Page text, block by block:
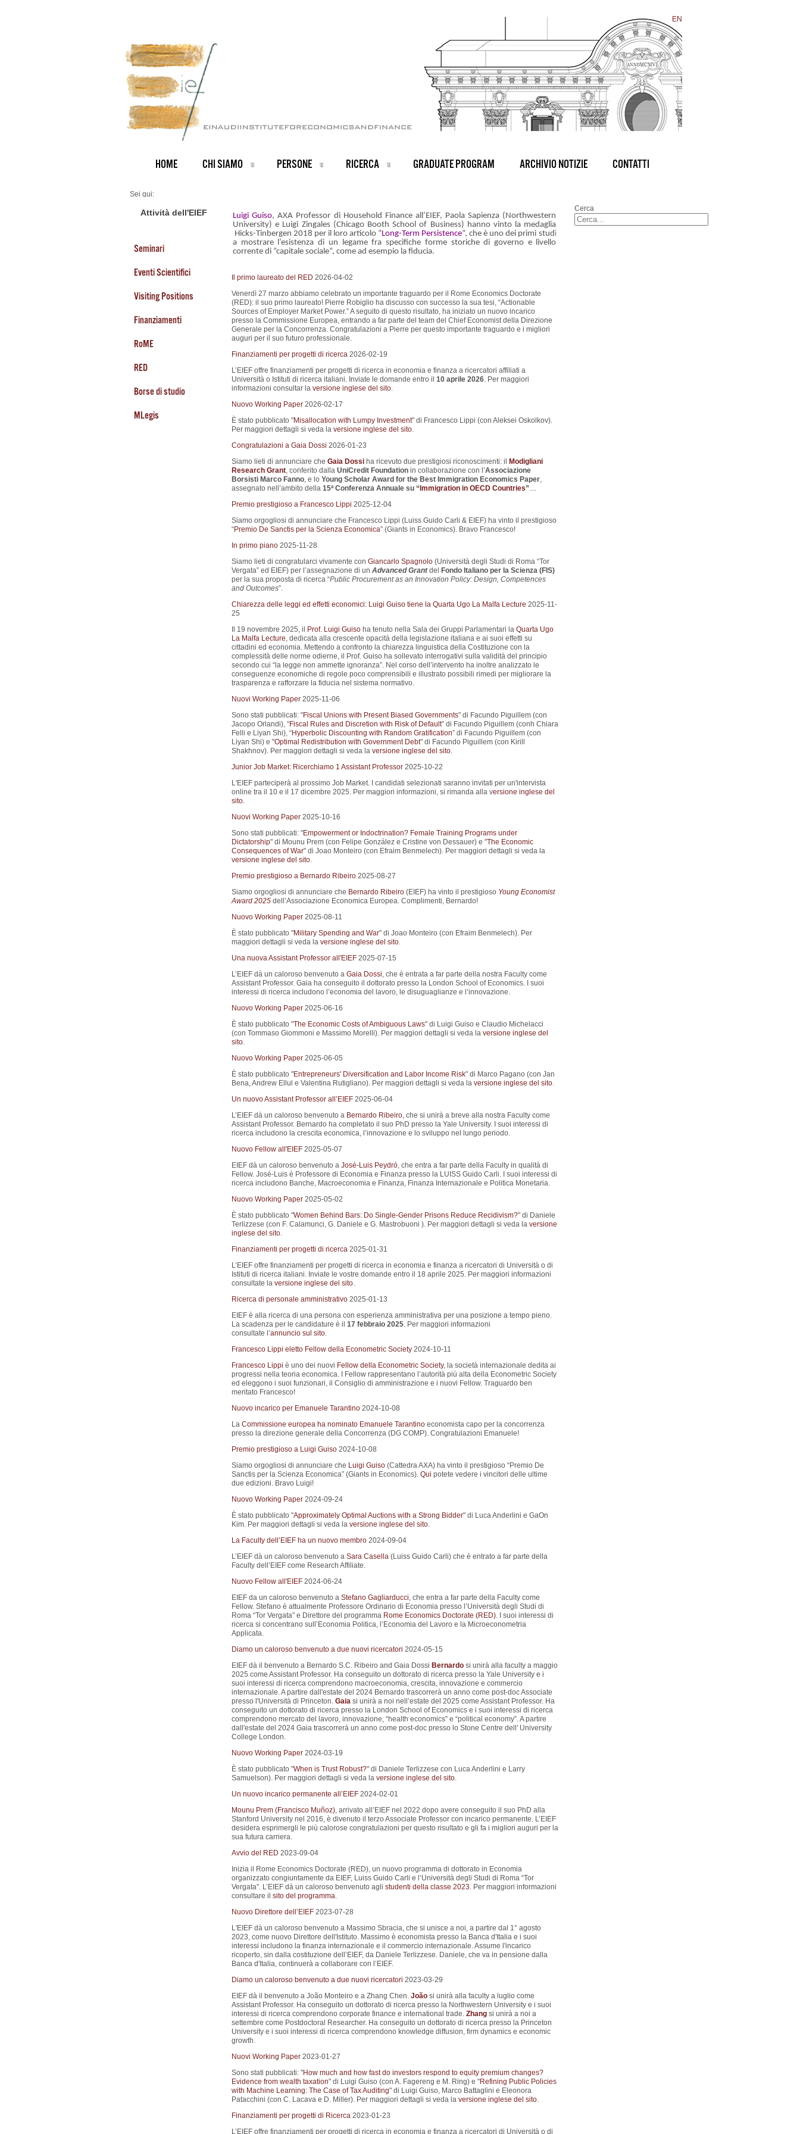
EN
HOME CHI SIAMO PERSONE RICERCA GRADUATE PROGRAM ARCHIVIO NOTIZIE CONTATTI
Sei qui:
ARCHIVIO NOTIZIE
Attività dell'EIEF
Seminari
Eventi Scientifici
Visiting Positions
Finanziamenti
RoME
RED
Borse di studio
MLegis
Luigi Guiso, AXA Professor di Household Finance all’EIEF, Paola Sapienza (Northwestern
University) e Luigi Zingales (Chicago Booth School of Business) hanno vinto la medaglia
Hicks-Tinbergen 2018 per il loro articolo “Long-Term Persistence”, che è uno dei primi studi
a mostrare l’esistenza di un legame fra specifiche forme storiche di governo e livello
corrente di “capitale sociale”, come ad esempio la fiducia.
Il primo laureato del RED 2026-04-02
Venerdì 27 marzo abbiamo celebrato un importante traguardo per il Rome Economics Doctorate
(RED): il suo primo laureato! Pierre Robiglio ha discusso con successo la sua tesi, “Actionable
Sources of Employer Market Power.” A seguito di questo risultato, ha iniziato un nuovo incarico
presso la Commissione Europea, entrando a far parte del team del Chief Economist della Direzione
Generale per la Concorrenza. Congratulazioni a Pierre per questo importante traguardo e i migliori
auguri per il suo futuro professionale.
Finanziamenti per progetti di ricerca 2026-02-19
L’EIEF offre finanziamenti per progetti di ricerca in economia e finanza a ricercatori affiliati a
Università o Istituti di ricerca italiani. Inviate le domande entro il 10 aprile 2026. Per maggiori
informazioni consultar la versione inglese del sito.
Nuovo Working Paper 2026-02-17
È stato pubblicato "Misallocation with Lumpy Investment" di Francesco Lippi (con Aleksei Oskolkov).
Per maggiori dettagli si veda la versione inglese del sito.
Congratulazioni a Gaia Dossi 2026-01-23
Siamo lieti di annunciare che Gaia Dossiha ricevuto due prestigiosi riconoscimenti: il
Modigliani
Research Grant, conferito dalla UniCredit Foundationin collaborazione con l’Associazione
Borsisti Marco Fanno, e lo Young Scholar Award for the Best Immigration Economics Paper,
assegnato nell’ambito della 15ª Conferenza Annuale su“ Immigration in OECD Countries”....
Premio prestigioso a Francesco Lippi 2025-12-04
Siamo orgogliosi di annunciare che Francesco Lippi (Luiss Guido Carli & EIEF) ha vinto il prestigioso
“Premio De Sanctis per la Scienza Economica” (Giants in Economics). Bravo Francesco!
In primo piano 2025-11-28
Siamo lieti di congratularci vivamente con Giancarlo Spagnolo(Università degli Studi di Roma “Tor
Vergata” ed EIEF) per l’assegnazione di un Advanced Grantdel
Fondo Italiano per la Scienza (FIS)
per la sua proposta di ricerca “Public Procurement as an Innovation Policy: Design, Competences
and Outcomes”.
Chiarezza delle leggi ed effetti economici: Luigi Guiso tiene la Quarta Ugo La Malfa Lecture 2025-11-
25
Il 19 novembre 2025, il
Prof. Luigi Guisoha tenuto nella Sala dei Gruppi Parlamentari la Quarta Ugo
La Malfa Lecture, dedicata alla crescente opacità della legislazione italiana e ai suoi effetti su
cittadini ed economia. Mettendo a confronto la chiarezza linguistica della Costituzione con la
complessità delle norme odierne, il Prof. Guiso ha sollevato interrogativi sulla validità del principio
secondo cui “la legge non ammette ignoranza”. Nel corso dell’intervento ha inoltre analizzato le
conseguenze economiche di regole poco comprensibili e illustrato possibili rimedi per migliorare la
trasparenza e rafforzare la fiducia nel sistema normativo.
Nuovi Working Paper 2025-11-06
Sono stati pubblicati: "Fiscal Unions with Present Biased Governments" di Facundo Piguillem (con
Jacopo Orlandi), “Fiscal Rules and Discretion with Risk of Default” di Facundo Piguillem (conh Chiara
Felli e Liyan Shi), “Hyperbolic Discounting with Random Gratification” di Facundo Piguillem (con
Liyan Shi) e "Optimal Redistribution with Government Debt" di Facundo Piguillem (con Kirill
Shakhnov). Per maggiori dettagli si veda la versione inglese del sito.
Junior Job Market: Ricerchiamo 1 Assistant Professor 2025-10-22
L'EIEF parteciperà al prossimo Job Market. I candidati selezionati saranno invitati per un'intervista
online tra il 10 e il 17 dicembre 2025. Per maggiori informazioni, si rimanda alla versione inglese del
sito.
Nuovi Working Paper 2025-10-16
Sono stati pubblicati: "Empowerment or Indoctrination? Female Training Programs under
Dictatorship" di Mounu Prem (con Felipe González e Cristine von Dessauer) e "The Economic
Consequences of War" di Joao Monteiro (con Efraim Benmelech). Per maggiori dettagli si veda la
versione inglese del sito.
Premio prestigioso a Bernardo Ribeiro 2025-08-27
Siamo orgogliosi di annunciare che Bernardo Ribeiro(EIEF) ha vinto il prestigioso Young Economist
Award 2025dell’Associazione Economica Europea. Complimenti, Bernardo!
Nuovo Working Paper 2025-08-11
È stato pubblicato "Military Spending and War" di Joao Monteiro (con Efraim Benmelech). Per
maggiori dettagli si veda la versione inglese del sito.
Una nuova Assistant Professor all'EIEF 2025-07-15
L’EIEF dà un caloroso benvenuto a Gaia Dossi, che è entrata a far parte della nostra Faculty come
Assistant Professor. Gaia ha conseguito il dottorato presso la London School of Economics. I suoi
interessi di ricerca includono l’economia del lavoro, le disuguaglianze e l’innovazione.
Nuovo Working Paper 2025-06-16
È stato pubblicato "The Economic Costs of Ambiguous Laws" di Luigi Guiso e Claudio Michelacci
(con Tommaso Giommoni e Massimo Morelli). Per maggiori dettagli si veda la versione inglese del
sito.
Nuovo Working Paper 2025-06-05
È stato pubblicato "Entrepreneurs' Diversification and Labor Income Risk" di Marco Pagano (con Jan
Bena, Andrew Ellul e Valentina Rutigliano). Per maggiori dettagli si veda la versione inglese del sito.
Un nuovo Assistant Professor all’EIEF 2025-06-04
L’EIEF dà un caloroso benvenuto a Bernardo Ribeiro, che si unirà a breve alla nostra Faculty come
Assistant Professor. Bernardo ha completato il suo PhD presso la Yale University. I suoi interessi di
ricerca includono la crescita economica, l’innovazione e lo sviluppo nel lungo periodo.
Nuovo Fellow all'EIEF 2025-05-07
EIEF dà un caloroso benvenuto a José-Luis Peydró, che entra a far parte della Faculty in qualità di
Fellow. José-Luis è Professore di Economia e Finanza presso la LUISS Guido Carli. I suoi interessi di
ricerca includono Banche, Macroeconomia e Finanza, Finanza Internazionale e Politica Monetaria.
Nuovo Working Paper 2025-05-02
È stato pubblicato "Women Behind Bars: Do Single-Gender Prisons Reduce Recidivism?" di Daniele
Terlizzese (con F. Calamunci, G. Daniele e G. Mastrobuoni ). Per maggiori dettagli si veda la versione
inglese del sito.
Finanziamenti per progetti di ricerca 2025-01-31
L’EIEF offre finanziamenti per progetti di ricerca in economia e finanza a ricercatori di Università o di
Istituti di ricerca italiani. Inviate le vostre domande entro il 18 aprile 2025. Per maggiori informazioni
consultate la versione inglese del sito.
Ricerca di personale amministrativo 2025-01-13
EIEF è alla ricerca di una persona con esperienza amministrativa per una posizione a tempo pieno.
La scadenza per le candidature è il 17 febbraio 2025. Per maggiori informazioni
consultate l’annuncio sul sito.
Francesco Lippi eletto Fellow della Econometric Society 2024-10-11
Francesco Lippi è uno dei nuovi Fellow della Econometric Society, la società internazionale dedita ai
progressi nella teoria economica. I Fellow rappresentano l’autorità più alta della Econometric Society
ed eleggono i suoi funzionari, il Consiglio di amministrazione e i nuovi Fellow. Traguardo ben
meritato Francesco!
Nuovo incarico per Emanuele Tarantino 2024-10-08
La Commissione europea ha nominato Emanuele Tarantinoeconomista capo per la concorrenza
presso la direzione generale della Concorrenza (DG COMP). Congratulazioni Emanuele!
Premio prestigioso a Luigi Guiso 2024-10-08
Siamo orgogliosi di annunciare che Luigi Guiso(Cattedra AXA) ha vinto il prestigioso “Premio De
Sanctis per la Scienza Economica” (Giants in Economics). Qui potete vedere i vincitori delle ultime
due edizioni. Bravo Luigi!
Nuovo Working Paper 2024-09-24
È stato pubblicato "Approximately Optimal Auctions with a Strong Bidder" di Luca Anderlini e GaOn
Kim. Per maggiori dettagli si veda la versione inglese del sito.
La Faculty dell’EIEF ha un nuovo membro 2024-09-04
L’EIEF dà un caloroso benvenuto a Sara Casella(Luiss Guido Carli) che è entrato a far parte della
Faculty dell’EIEF come Research Affiliate.
Nuovo Fellow all'EIEF 2024-06-24
EIEF da un caloroso benvenuto a Stefano Gagliarducci, che entra a far parte della Faculty come
Fellow. Stefano è attualmente Professore Ordinario di Economia presso l’Università degli Studi di
Roma “Tor Vergata” e Direttore del programma Rome Economics Doctorate (RED). I suoi interessi di
ricerca si concentrano sull’Economia Politica, l’Economia del Lavoro e la Microeconometria
Applicata.
Diamo un caloroso benvenuto a due nuovi ricercatori 2024-05-15
EIEF dà il benvenuto a Bernardo S.C. Ribeiro and Gaia Dossi Bernardosi unirà alla faculty a maggio
2025 come Assistant Professor. Ha conseguito un dottorato di ricerca presso la Yale University e i
suoi interessi di ricerca comprendono macroeconomia, crescita, innovazione e commercio
internazionale. A partire dall'estate del 2024 Bernardo trascorrerà un anno come post-doc Associate
presso l'Università di Princeton. Gaiasi unirà a noi nell’estate del 2025 come Assistant Professor. Ha
conseguito un dottorato di ricerca presso la London School of Economics e i suoi interessi di ricerca
comprendono mercato del lavoro, innovazione, “health economics” e “political economy”. A partire
dall'estate del 2024 Gaia trascorrerà un anno come post-doc presso lo Stone Centre dell' University
College London.
Nuovo Working Paper 2024-03-19
È stato pubblicato "When is Trust Robust?" di Daniele Terlizzese con Luca Anderlini e Larry
Samuelson). Per maggiori dettagli si veda la versione inglese del sito.
Un nuovo incarico permanente all’EIEF 2024-02-01
Mounu Prem (Francisco Muñoz), arrivato all’EIEF nel 2022 dopo avere conseguito il suo PhD alla
Stanford University nel 2016, è divenuto il terzo Associate Professor con incarico permanente. L’EIEF
desidera esprimergli le più calorose congratulazioni per questo risultato e gli fa i migliori auguri per la
sua futura carriera.
Avvio del RED 2023-09-04
Inizia il Rome Economics Doctorate (RED), un nuovo programma di dottorato in Economia
organizzato congiuntamente da EIEF, Luiss Guido Carli e l’Università degli Studi di Roma “Tor
Vergata”. L’EIEF dà un caloroso benvenuto agli studenti della classe 2023. Per maggiori informazioni
consultare il sito del programma.
Nuovo Direttore dell’EIEF 2023-07-28
L'EIEF dà un caloroso benvenuto a Massimo Sbracia, che si unisce a noi, a partire dal 1° agosto
2023, come nuovo Direttore dell'Istituto. Massimo è economista presso la Banca d'Italia e i suoi
interessi includono la finanza internazionale e il commercio internazionale. Assume l'incarico
ricoperto, sin dalla costituzione dell’EIEF, da Daniele Terlizzese. Daniele, che va in pensione dalla
Banca d'Italia, continuerà a collaborare con l’EIEF.
Diamo un caloroso benvenuto a due nuovi ricercatori 2023-03-29
EIEF dà il benvenuto a João Monteiro e a Zhang Chen. Joãosi unirà alla faculty a luglio come
Assistant Professor. Ha conseguito un dottorato di ricerca presso la Northwestern University e i suoi
interessi di ricerca comprendono corporate finance e international trade. Zhangsi unirà a noi a
settembre come Postdoctoral Researcher. Ha conseguito un dottorato di ricerca presso la Princeton
University e i suoi interessi di ricerca comprendono knowledge diffusion, firm dynamics e economic
growth.
Nuovi Working Paper 2023-01-27
Sono stati pubblicati: "How much and how fast do investors respond to equity premium changes?
Evidence from wealth taxation" di Luigi Guiso (con A. Fagereng e M. Ring) e "Refining Public Policies
with Machine Learning: The Case of Tax Auditing" di Luigi Guiso, Marco Battaglini e Eleonora
Patacchini (con C. Lacava e D. Miller). Per maggiori dettagli si veda la versione inglese del sito.
Finanziamenti per progetti di Ricerca 2023-01-23
L’EIEF offre finanziamenti per progetti di ricerca in economia e finanza a ricercatori di Università o di
Cerca